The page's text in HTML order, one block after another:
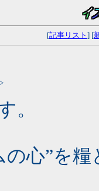
[記事リスト ] [
>
。
の心”を